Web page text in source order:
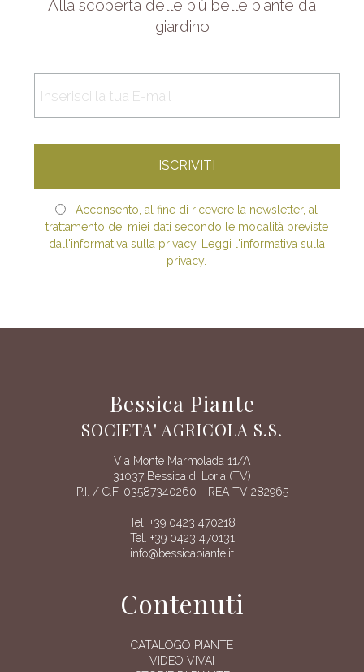
Alla scoperta delle più belle piante da
giardino
Acconsento, al fine di ricevere la newsletter, al
trattamento dei miei dati secondo le modalità previste
dall'informativa sulla privacy. Leggi l'informativa sulla
privacy.
Bessica Piante
SOCIETA' AGRICOLA S.S.
Via Monte Marmolada 11/A
31037 Bessica di Loria (TV)
P.I. / C.F. 03587340260 - REA TV 282965
Tel. +39 0423 470218
Tel. +39 0423 470131
info@bessicapiante.it
Contenuti
CATALOGO PIANTE
VIDEO VIVAI